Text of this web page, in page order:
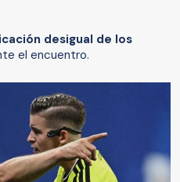
desigual de los
el encuentro.